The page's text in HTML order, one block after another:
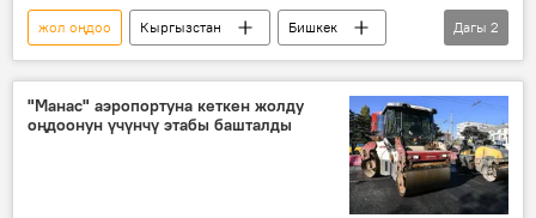
жол оңдоо Кыргызстан
Бишкек
көчө
мэрия
Дагы 2
"Манас" аэропортуна кеткен жолду
оңдоонун үчүнчү этабы башталды